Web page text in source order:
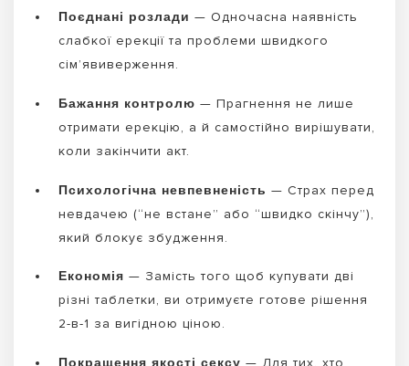
Поєднані розлади — Одночасна наявність
слабкої ерекції та проблеми швидкого
сім’явиверження.
Бажання контролю — Прагнення не лише
отримати ерекцію, а й самостійно вирішувати,
коли закінчити акт.
Психологічна невпевненість — Страх перед
невдачею (“не встане” або “швидко скінчу”),
який блокує збудження.
Економія — Замість того щоб купувати дві
різні таблетки, ви отримуєте готове рішення
2-в-1 за вигідною ціною.
Покращення якості сексу — Для тих, хто